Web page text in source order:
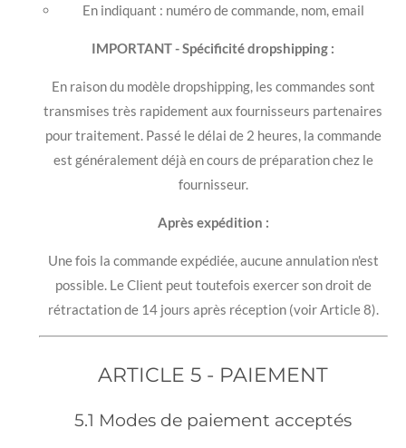
En indiquant : numéro de commande, nom, email
IMPORTANT - Spécificité dropshipping :
En raison du modèle dropshipping, les commandes sont
transmises très rapidement aux fournisseurs partenaires
pour traitement. Passé le délai de 2 heures, la commande
est généralement déjà en cours de préparation chez le
fournisseur.
Après expédition :
Une fois la commande expédiée, aucune annulation n'est
possible. Le Client peut toutefois exercer son droit de
rétractation de 14 jours après réception (voir Article 8).
ARTICLE 5 - PAIEMENT
5.1 Modes de paiement acceptés